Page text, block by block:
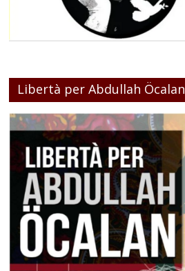
Libertà per Abdullah Öcalan